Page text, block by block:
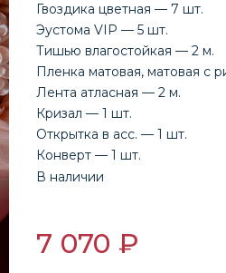
Гвоздика цветная — 7 шт.
Эустома VIP — 5 шт.
Тишью влагостойкая — 2 м.
Пленка матовая, матовая с
Лента атласная — 2 м.
Кризал — 1 шт.
Открытка в асс. — 1 шт.
Конверт — 1 шт.
В наличии
7 070 ₽